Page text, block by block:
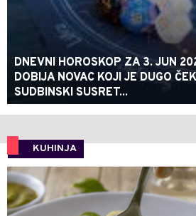
DNEVNI HOROSKOP ZA 3. JUN
DOBIJA NOVAC KOJI JE DUGO
SUDBINSKI SUSRET...
KUHINJA